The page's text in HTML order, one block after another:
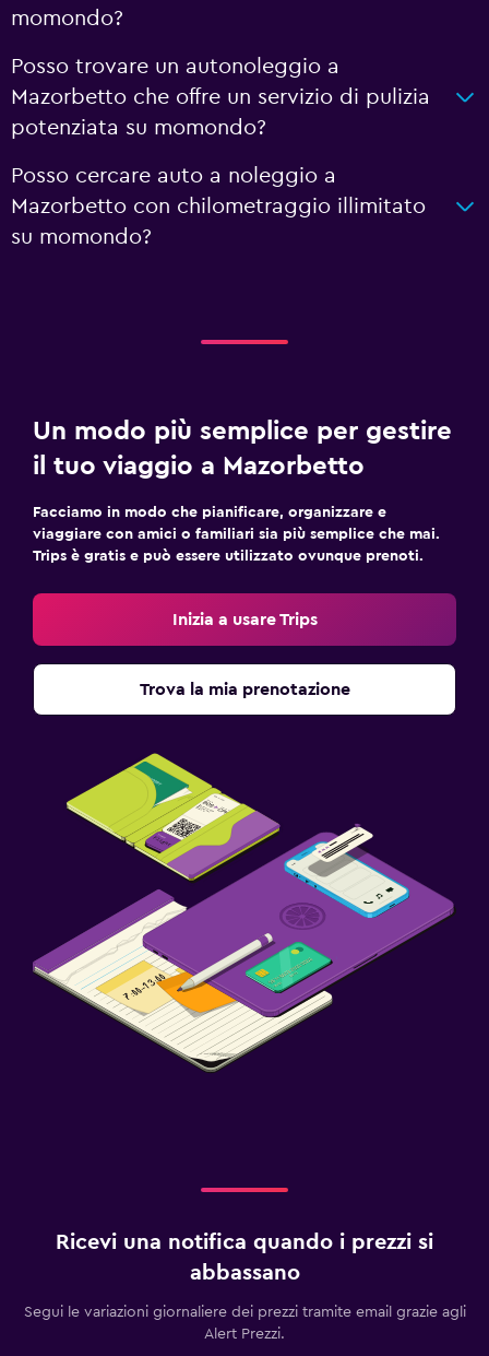
momondo?
Posso trovare un autonoleggio a
Mazorbetto che offre un servizio di pulizia
potenziata su momondo?
Posso cercare auto a noleggio a
Mazorbetto con chilometraggio illimitato
su momondo?
Un modo più semplice per gestire
il tuo viaggio a Mazorbetto
Facciamo in modo che pianificare, organizzare e
viaggiare con amici o familiari sia più semplice che mai.
Trips è gratis e può essere utilizzato ovunque prenoti.
Inizia a usare Trips
Trova la mia prenotazione
Ricevi una notifica quando i prezzi si
abbassano
Segui le variazioni giornaliere dei prezzi tramite email grazie agli
Alert Prezzi.